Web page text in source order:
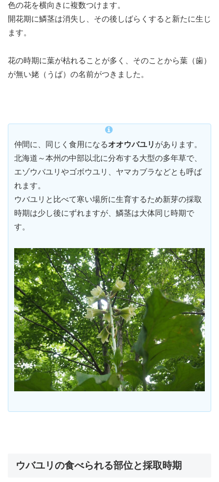
色の花を横向きに複数つけます。
開花期に鱗茎は消失し、その後しばらくすると新たに生じ
ます。
花の時期に葉が枯れることが多く、そのことから葉（歯）
が無い姥（うば）の名前がつきました。
仲間に、同じく食用になるオオウバユリ があります。
北海道～本州の中部以北に分布する大型の多年草で、
エゾウバユリやゴボウユリ、ヤマカブラなどとも呼ば
れます。
ウバユリと比べて寒い場所に生育するため新芽の採取
時期は少し後にずれますが、鱗茎は大体同じ時期で
す。
ウバユリの食べられる部位と採取時期